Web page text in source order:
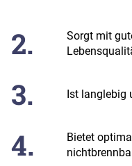
Sorgt mit
Ist langlebig
Bietet